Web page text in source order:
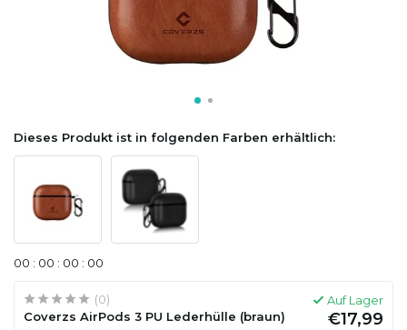
Dieses Produkt ist in folgenden Farben erhältlich:
00 : 00 : 00 : 00
(0)
Coverzs AirPods 3 PU Lederhülle (braun)
Auf Lager
€17,99